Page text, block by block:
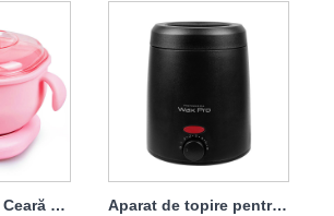
Ceară fierbinte Ceară de albine Set de fasole Topitor de ceară de silicon Aparat de topire pentru îndepărtarea părului cu ceară tare